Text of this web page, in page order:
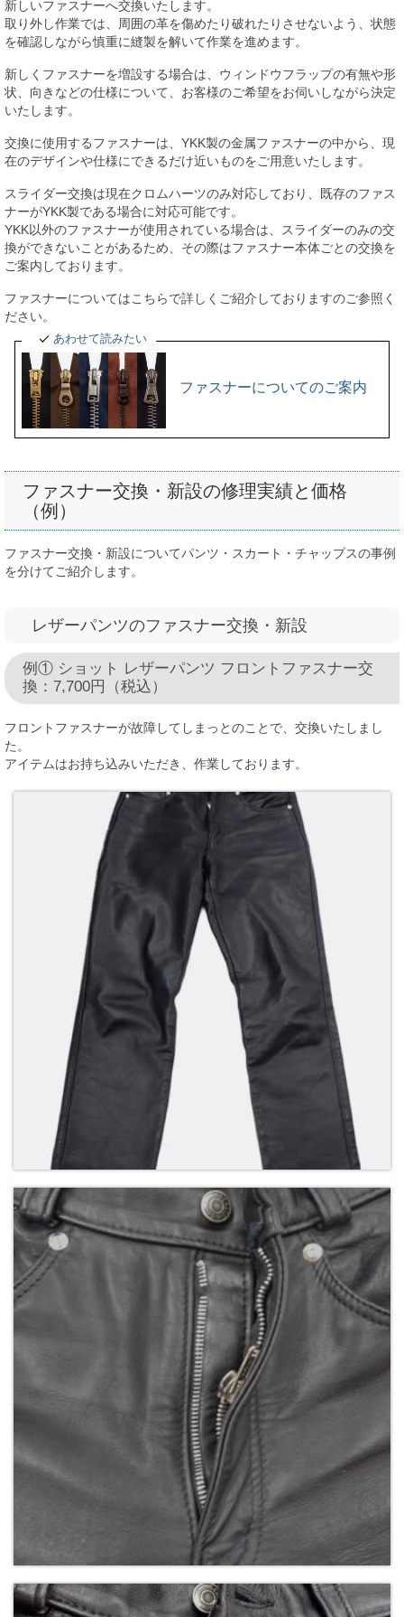
新しいファスナーへ交換いたします。
取り外し作業では、周囲の革を傷めたり破れたりさせないよう、状態
を確認しながら慎重に縫製を解いて作業を進めます。
新しくファスナーを増設する場合は、ウィンドウフラップの有無や形
状、向きなどの仕様について、お客様のご希望をお伺いしながら決定
いたします。
交換に使用するファスナーは、YKK製の金属ファスナーの中から、現
在のデザインや仕様にできるだけ近いものをご用意いたします。
スライダー交換は現在クロムハーツのみ対応しており、既存のファス
ナーがYKK製である場合に対応可能です。
YKK以外のファスナーが使用されている場合は、スライダーのみの交
換ができないことがあるため、その際はファスナー本体ごとの交換を
ご案内しております。
ファスナーについてはこちらで詳しくご紹介しておりますのご参照く
ださい。
あわせて読みたい
ファスナーについてのご案内
ファスナー交換・新設の修理実績と価格
（例）
ファスナー交換・新設についてパンツ・スカート・チャップスの事例
を分けてご紹介します。
レザーパンツのファスナー交換・新設
例① ショット レザーパンツ フロントファスナー交
換：7,700円（税込）
フロントファスナーが故障してしまっとのことで、交換いたしまし
た。
アイテムはお持ち込みいただき、作業しております。